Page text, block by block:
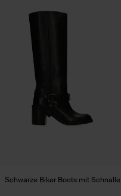
Schwarze Biker Boots mit Schnalle